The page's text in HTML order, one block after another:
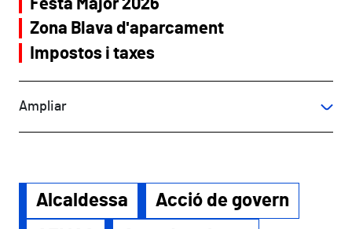
Zona Blava d'aparcament
Impostos i taxes
Ampliar
Alcaldessa
Acció de govern